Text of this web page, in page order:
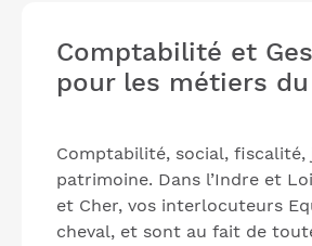
Comptabilité et
pour les métiers
Comptabilité, social, fiscalité,
patrimoine. Dans l’Indre et
et Cher, vos interlocuteurs
cheval, et sont au fait de